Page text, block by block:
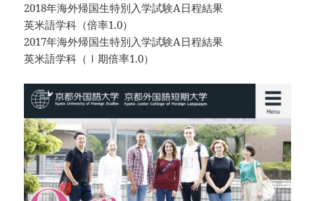
2018年海外帰国生特別入学試験A日程結果
英米語学科（倍率1.0）
2017年海外帰国生特別入学試験A日程結果
英米語学科（Ⅰ期倍率1.0）